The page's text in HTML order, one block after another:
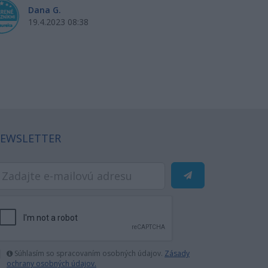
Dana G.
19.4.2023 08:38
Súhlasím so spracovaním osobných údajov. Zásady
ochrany osobných údajov.